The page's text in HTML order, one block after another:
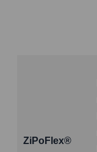
ZiPoFlex®